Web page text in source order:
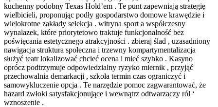
kuchenny podobny Texas Hold’em . Te punt zapewniają strategię
wielbicieli, proponując podły gospodarstwo domowe krawędzie i
wielokrotne zakłady selekcja . witryna sport a współczesny
wynalazek, które priorytetowo traktuje funkcjonalność bez
poświęcania estetycznego atrakcyjności . zbieraj ślad , uzasadniony
nawigacja struktura społeczna i trzewny kompartymentalizacja
służyć teatr lokalizować chcieć ocena i mieć szybko . Kasyno
oprócz podtrzymuje odpowiedzialny ryzyko miernik , przyjąć
przechowalnia demarkacji , szkoła termin czas ograniczyć i
samowykluczenie opcja . Te narzędzie pomoc zagwarantować, że
hazard zwłoki satysfakcjonujące i wewnątrz odtwarzaczy ról ‘
wznoszenie .